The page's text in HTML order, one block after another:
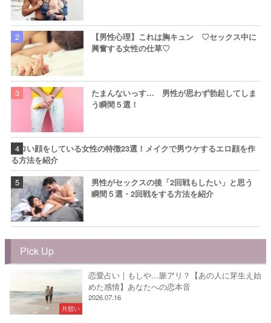
【男性心理】これは胸キュン ♡セックス中に
興奮する女性の仕草♡
たまんないっす… 男性が思わず勃起してしま
う瞬間５選！
エロい顔をしている女性の特徴23選！メイクで男ウケするエロ顔を作
る方法を紹介
男性がセックスの後「2回戦もしたい」と思う
瞬間５選・2回戦をする方法を紹介
Pick Up
片想い
恋愛占い｜もしや…脈アリ？【あの人に芽生え始
めた感情】あなたへの恋本音
2026.07.16